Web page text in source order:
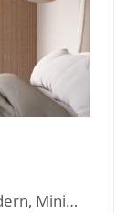
Scandinavisch, Japandi, Modern, Minimalistich